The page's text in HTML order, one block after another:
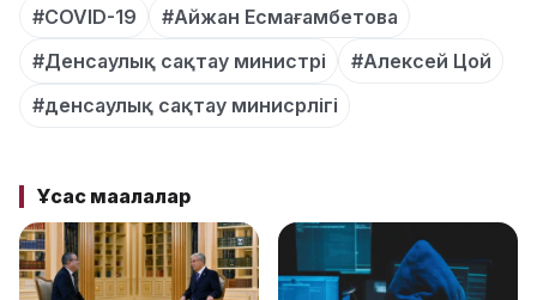
#COVID-19
#Айжан Есмағамбетова
#Денсаулық сақтау министрі
#Алексей Цой
#денсаулық сақтау минисрлігі
Ұқсас мақалалар